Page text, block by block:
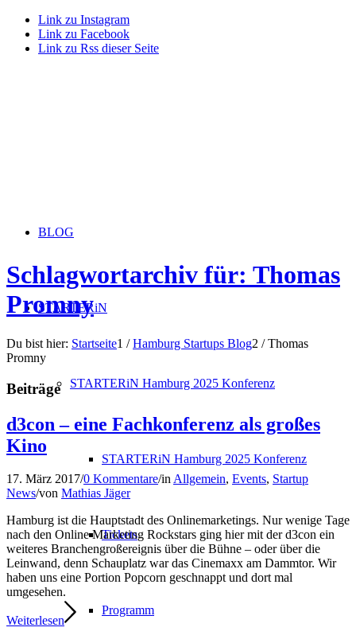
Link zu Instagram
Link zu Facebook
Link zu Rss dieser Seite
BLOG
STARTERiN
STARTERiN Hamburg 2025 Konferenz
STARTERiN Hamburg 2025 Konferenz
Tickets
Programm
Schlagwortarchiv für: Thomas
Promny
Du bist hier: Startseite1 / Hamburg Startups Blog2 / Thomas
Promny
Beiträge
d3con – eine Fachkonferenz als großes
Kino
17. März 2017/0 Kommentare/inAllgemein, Events, Startup
News/von Mathias Jäger
Hamburg ist die Hauptstadt des Onlinemarketings. Nur wenige Tage
nach den Online Marketing Rockstars ging hier mit der d3con ein
weiteres Branchengroßereignis über die Bühne – oder über die
Leinwand, denn Schauplatz war das Cinemaxx am Dammtor. Wir
haben uns eine Portion Popcorn geschnappt und dort mal
umgesehen.
Weiterlesen